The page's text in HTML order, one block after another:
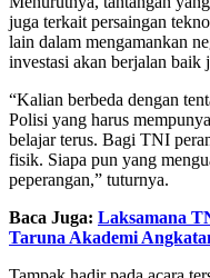
juga terkait persaingan
lain dalam mengamankan
investasi akan berjalan baik
“Kalian berbeda dengan
Polisi yang harus
belajar terus. Bagi TNI
fisik. Siapa pun yang
peperangan,” tuturnya.
Baca Juga: Laksamana
Taruna Akademi